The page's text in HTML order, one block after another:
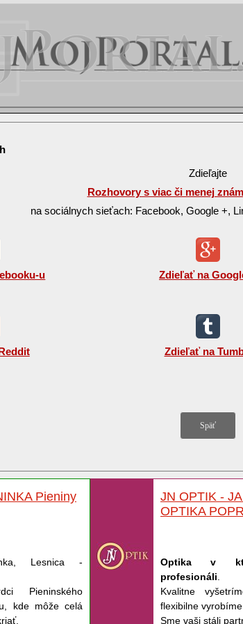
Zdieľajte
Rozhovory s viac či menej
na sociálnych sieťach: Facebook, Google +,
u Zdieľať na
Zdieľať na
Pieniny
Lesnica -
Pieninského
kde môže celá
JN OPTIK -
OPTIKA
Optika v
profesionáli
Kvalitne
flexibilne vyrobíme
Sme vaši stáli